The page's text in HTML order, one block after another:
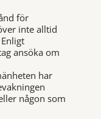
för
inte alltid
ansöka om
har
någon som